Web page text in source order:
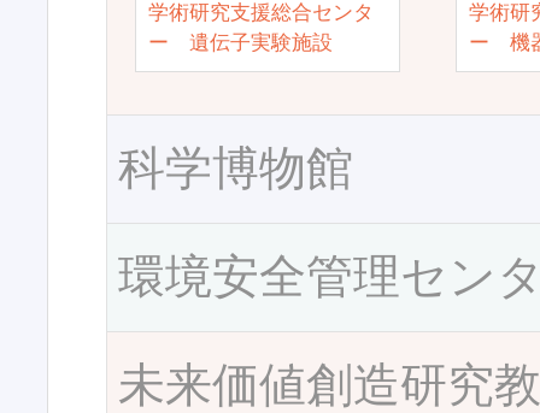
学術研究支援総合センタ
ー 遺伝子実験施設
学術研
ー 機
科学博物館
環境安全管理セン
未来価値創造研究